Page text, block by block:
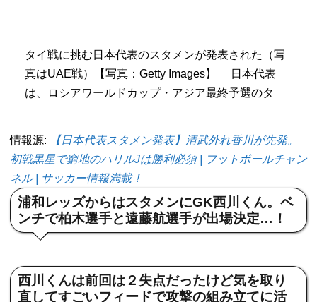
タイ戦に挑む日本代表のスタメンが発表された（写
真はUAE戦）【写真：Getty Images】 日本代表
は、ロシアワールドカップ・アジア最終予選のタ
情報源:
【日本代表スタメン発表】清武外れ香川が先発。
初戦黒星で窮地のハリルJは勝利必須 | フットボールチャン
ネル | サッカー情報満載！
浦和レッズからはスタメンにGK西川くん。ベ
ンチで柏木選手と遠藤航選手が出場決定…！
西川くんは前回は２失点だったけど気を取り
直してすごいフィードで攻撃の組み立てに活